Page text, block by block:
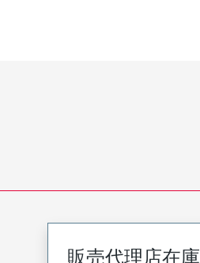
販売代理店在庫